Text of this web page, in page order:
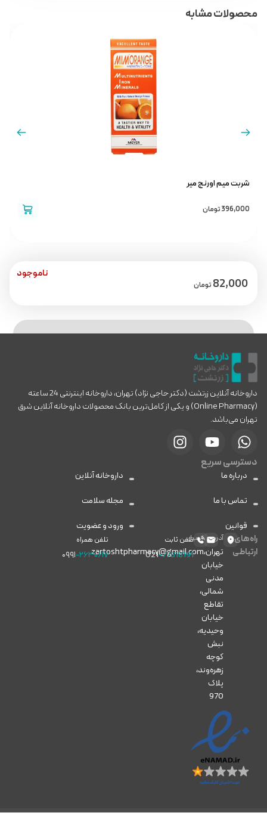
محصولات مشابه
شربت میم اورنج میر
396,000تومان
ناموجود
82,000 تومان
داروخانه آنلاین زرتشت (دکتر حاجی نژاد) تهران، داروخانه اینترنتی 24 ساعته
(Online Pharmacy) و یکی از کامل‌ترین بانک محصولات داروخانه آنلاین شرق
تهران می‌باشد.
دسترسی سریع
درباره ما
تماس با ما
قوانین
داروخانه آنلاین
مجله سلامت
ورود و عضویت
راه‌های
ارتباطی
آدرس
تهران،
خیابان
مدنی
شمالی،
تقاطع
خیابان
وحیدیه،
نبش
کوچه
زهره‌وند،
پلاک
970
ایمیل
zartoshtpharmacy@gmail.com
تلفن ثابت
021-77818191
تلفن همراه
۰۹۹۱-۲۶۳۰۶۱۷